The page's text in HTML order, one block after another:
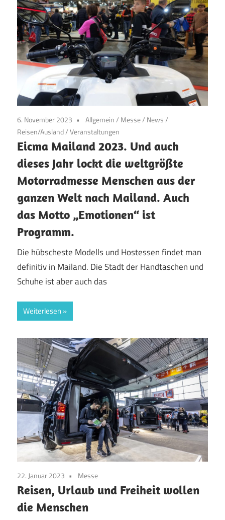
6. November 2023 Allgemein/ Messe/ News/
Reisen/Ausland/Veranstaltungen
Eicma Mailand 2023. Und auch
dieses Jahr lockt die weltgrößte
Motorradmesse Menschen aus der
ganzen Welt nach Mailand. Auch
das Motto „Emotionen“ ist
Programm.
Die hübscheste Modells und Hostessen findet man
definitiv in Mailand. Die Stadt der Handtaschen und
Schuhe ist aber auch das
Weiterlesen
22. Januar 2023 Messe
Reisen, Urlaub und Freiheit wollen
die Menschen